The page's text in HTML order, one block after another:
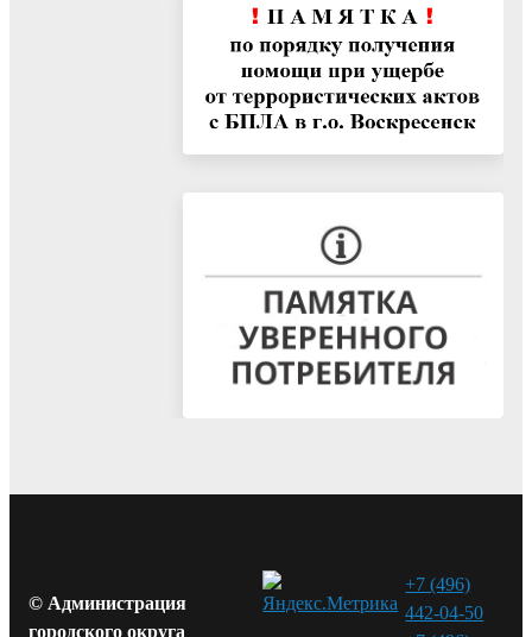
© Администрация
городского округа
+7 (496)
442-04-50